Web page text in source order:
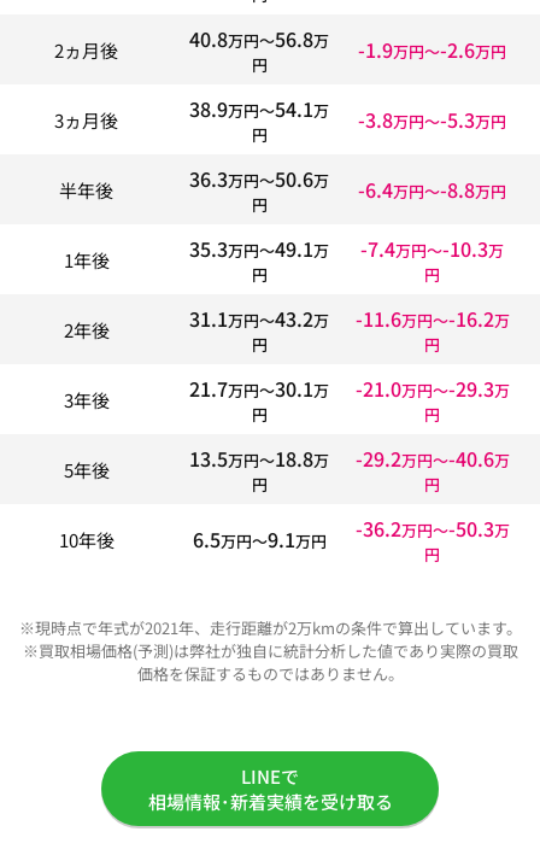
2ヵ月後 40.8万円〜56.8万
円
-1.9万円〜-2.6万円
3ヵ月後 38.9万円〜54.1万
円
-3.8万円〜-5.3万円
半年後 36.3万円〜50.6万
円
-6.4万円〜-8.8万円
1年後 35.3万円〜49.1万
円
-7.4万円〜-10.3万
円
2年後 31.1万円〜43.2万
円
-11.6万円〜-16.2万
円
3年後 21.7万円〜30.1万
円
-21.0万円〜-29.3万
円
5年後 13.5万円〜18.8万
円
-29.2万円〜-40.6万
円
10年後 6.5万円〜9.1万円 -36.2万円〜-50.3万
円
※現時点で年式が2021年、走行距離が2万kmの条件で算出しています。
※買取相場価格(予測)は弊社が独自に統計分析した値であり実際の買取
価格を保証するものではありません。
LINEで
相場情報･新着実績を受け取る